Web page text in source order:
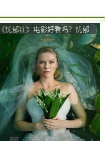
《忧郁症》电影好看吗？忧郁
症影评及简介